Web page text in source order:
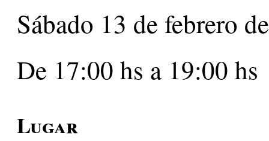
Sábado 13 de febrero
De 17:00 hs a 19:00 hs
Lugar